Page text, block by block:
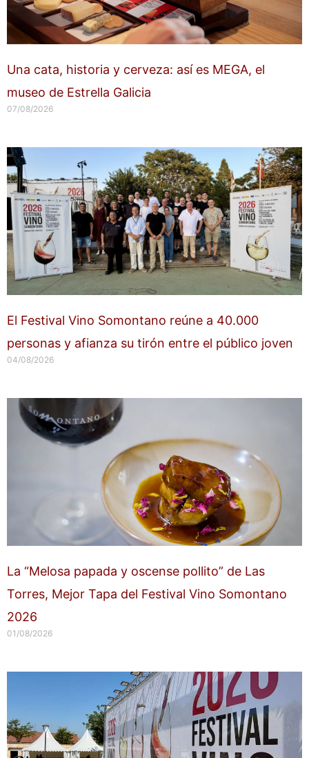
Una cata, historia y cerveza: así es MEGA, el
museo de Estrella Galicia
07/08/2026
El Festival Vino Somontano reúne a 40.000
personas y afianza su tirón entre el público joven
04/08/2026
La “Melosa papada y oscense pollito” de Las
Torres, Mejor Tapa del Festival Vino Somontano
2026
01/08/2026